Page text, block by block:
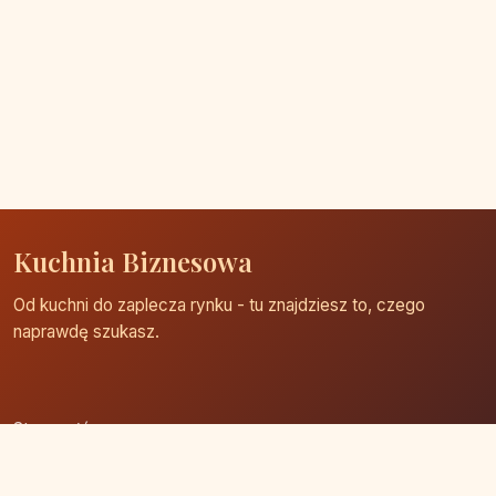
Kuchnia Biznesowa
Od kuchni do zaplecza rynku - tu znajdziesz to, czego
naprawdę szukasz.
Strona główna